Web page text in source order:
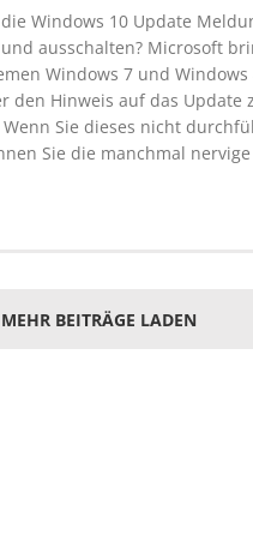
Windows 10 Update
ausschalten? Microsoft
Windows 7 und Windows
den Hinweis auf das Update
Sie dieses nicht
Sie die manchmal
MEHR BEITRÄGE LADEN